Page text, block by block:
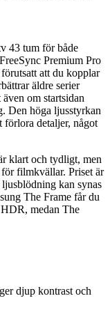
43 tum för både
Premium Pro
att du kopplar
äldre serier
om startsidan
Den höga ljusstyrkan
förlora detaljer, något
klart och tydligt, men
för filmkvällar. Priset är
kan synas
The Frame får du
medan The
djup kontrast och